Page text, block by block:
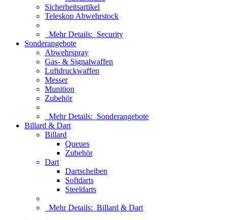
Sicherheitsartikel
Teleskop Abwehrstock
Mehr Details: Security
Sonderangebote
Abwehrspray
Gas- & Signalwaffen
Luftdruckwaffen
Messer
Munition
Zubehör
Mehr Details: Sonderangebote
Billard & Dart
Billard
Queues
Zubehör
Dart
Dartscheiben
Softdarts
Steeldarts
Mehr Details: Billard & Dart